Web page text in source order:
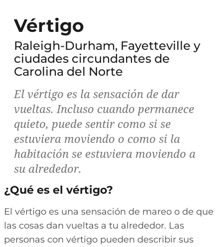
Vértigo
Raleigh-Durham, Fayetteville y
ciudades circundantes de
Carolina del Norte
El vértigo es la sensación de dar
vueltas. Incluso cuando permanece
quieto, puede sentir como si se
estuviera moviendo o como si la
habitación se estuviera moviendo a
su alrededor.
¿Qué es el vértigo?
El vértigo es una sensación de mareo o de que
las cosas dan vueltas a tu alrededor. Las
personas con vértigo pueden describir sus